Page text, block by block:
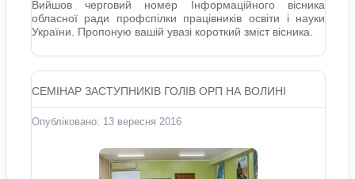
Вийшов черговий номер Інформаційного вісника
обласної ради профспілки працівників освіти і науки
України. Пропоную вашій увазі короткий зміст вісника.
СЕМІНАР ЗАСТУПНИКІВ ГОЛІВ ОРП НА ВОЛИНІ
Опубліковано: 13 вересня 2016